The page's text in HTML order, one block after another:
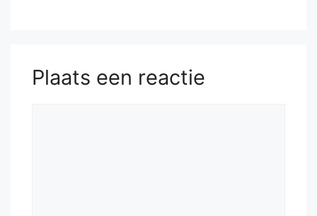
Plaats een reactie